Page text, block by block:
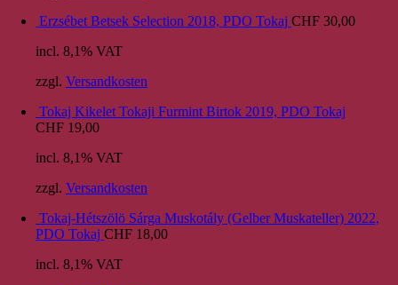
Erzsébet Betsek Selection 2018, PDO Tokaj CHF 30,00
incl. 8,1% VAT
zzgl. Versandkosten
Tokaj Kikelet Tokaji Furmint Birtok 2019, PDO Tokaj
CHF 19,00
incl. 8,1% VAT
zzgl. Versandkosten
Tokaj-Hétszölö Sárga Muskotály (Gelber Muskateller) 2022,
PDO Tokaj CHF 18,00
incl. 8,1% VAT